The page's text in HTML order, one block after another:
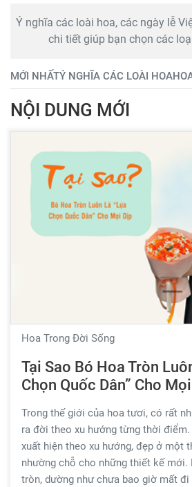
Ý nghĩa các loài hoa, các ngày lễ
chi tiết giúp bạn chọn các
MỚI NHẤTÝ NGHĨA CÁC LOÀI HOA
NỘI DUNG MỚI
Hoa Trong Đời Sống
Tại Sao Bó Hoa Tròn
Chọn Quốc Dân” Cho
Trong thế giới của hoa tươi, có rất
ra đời theo xu hướng từng thời
xuất hiện theo xu hướng, đẹp ở một
nhường chỗ cho những thiết kế mới.
tròn, dường như chưa bao giờ mất